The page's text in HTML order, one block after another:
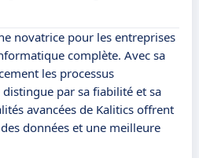
novatrice pour les entreprises
complète. Avec sa
les processus
par sa fiabilité et sa
avancées de Kalitics offrent
données et une meilleure